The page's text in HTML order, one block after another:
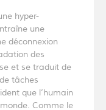
hyper-
une
déconnexion
des
et se traduit de
tâches
que l’humain
Comme le